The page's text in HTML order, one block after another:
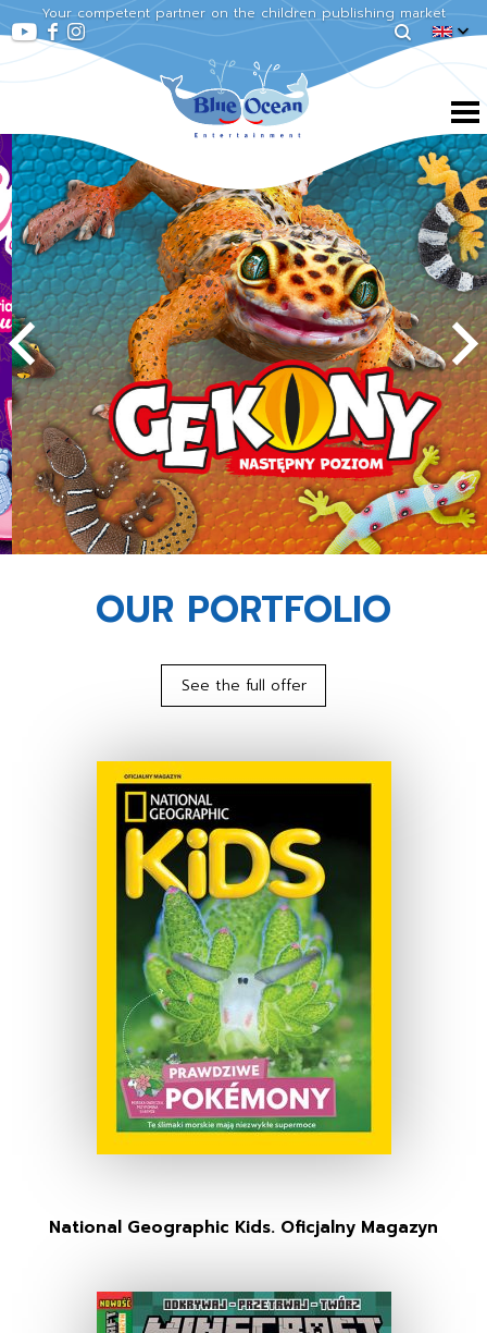
Your competent partner on the children publishing market
OUR PORTFOLIO
See the full offer
National Geographic Kids. Oficjalny Magazyn